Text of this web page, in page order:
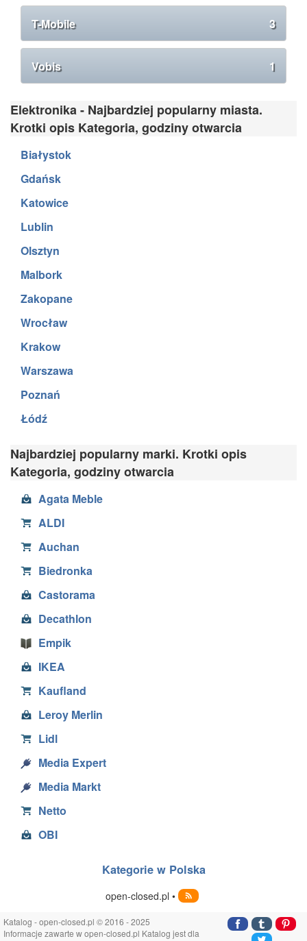
T-Mobile 3
Vobis 1
Elektronika - Najbardziej popularny miasta.
Krotki opis Kategoria, godziny otwarcia
Białystok
Gdańsk
Katowice
Lublin
Olsztyn
Malbork
Zakopane
Wrocław
Krakow
Warszawa
Poznań
Łódź
Najbardziej popularny marki. Krotki opis
Kategoria, godziny otwarcia
Agata Meble
ALDI
Auchan
Biedronka
Castorama
Decathlon
Empik
IKEA
Kaufland
Leroy Merlin
Lidl
Media Expert
Media Markt
Netto
OBI
Kategorie w Polska
open-closed.pl •
Katalog - open-closed.pl © 2016 - 2025
Informacje zawarte w open-closed.pl Katalog jest dla